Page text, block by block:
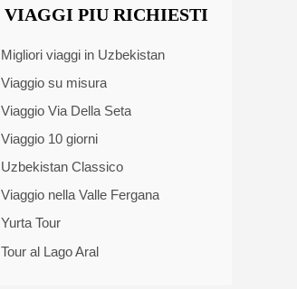
VIAGGI PIU RICHIESTI
Migliori viaggi in Uzbekistan
Viaggio su misura
Viaggio Via Della Seta
Viaggio 10 giorni
Uzbekistan Classico
Viaggio nella Valle Fergana
Yurta Tour
Tour al Lago Aral